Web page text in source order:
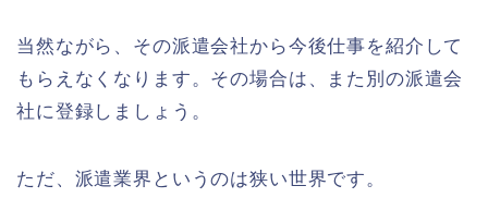
当然ながら、その派遣会社から今後仕事を紹介して
もらえなくなります。その場合は、また別の派遣会
社に登録しましょう。
ただ、派遣業界というのは狭い世界です。